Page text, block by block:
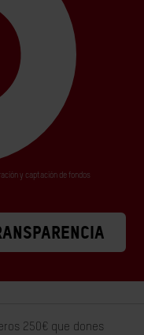
250€ que dones